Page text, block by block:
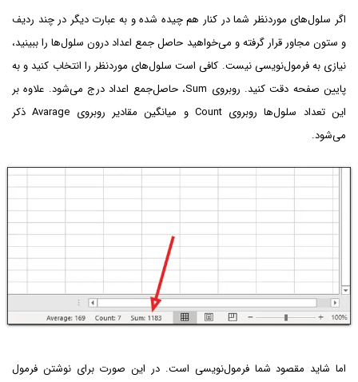
اگر سلول‌های موردنظر شما در کنار هم چیده شده و به عبارت دیگر در چند ردیف
و ستون مجاور قرار گرفته و می‌خواهید حاصل جمع اعداد درون سلول‌ها را ببینید،
نیازی به فرمول‌نویسی نیست. کافی است سلول‌های موردنظر را انتخاب کنید و به
پایین صفحه دقت کنید. روبروی Sum، حاصل‌جمع اعداد درج می‌شود. علاوه بر
این تعداد سلول‌ها روبروی Count و میانگین مقادیر روبروی Avarage ذکر
می‌شود.
اما شاید مقصود شما فرمول‌نویسی است. در این صورت برای نوشتن فرمول